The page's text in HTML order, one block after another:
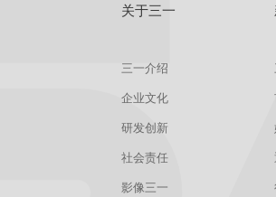
关于三一
三一介绍
企业文化
研发创新
社会责任
影像三一